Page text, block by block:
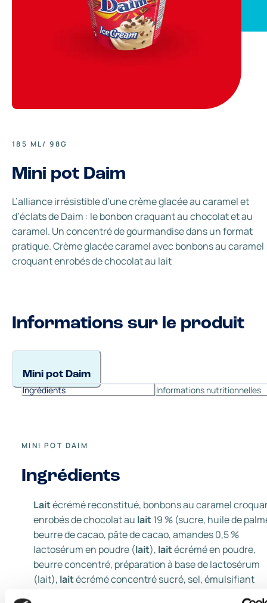
185 ML/ 98G
Mini pot Daim
L’alliance irrésistible d’une crème glacée au caramel et
d’éclats de Daim : le bonbon craquant au chocolat et au
caramel. Un concentré de gourmandise dans un format
pratique. Crème glacée caramel avec bonbons au caramel
croquant enrobés de chocolat au lait
Informations sur le produit
Mini pot Daim
Ingrédients Informations nutritionnelles
MINI POT DAIM
Ingrédients
Laitécrémé reconstitué, bonbons au caramel
enrobés de chocolat au lait19 % (sucre, huile de
beurre de cacao, pâte de cacao, amandes 0,5 %
lactosérum en poudre (lait), laitécrémé en poudre,
beurre concentré, préparation à base de lactosérum
(lait), laitécrémé concentré sucré, sel, émulsifiant